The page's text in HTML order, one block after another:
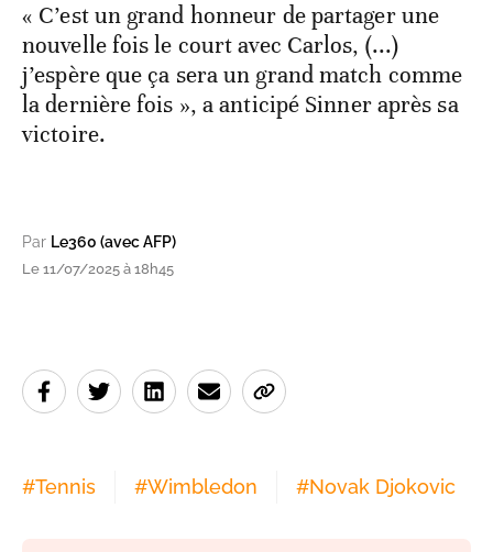
« C’est un grand honneur de partager une
nouvelle fois le court avec Carlos, (...)
j’espère que ça sera un grand match comme
la dernière fois », a anticipé Sinner après sa
victoire.
Par Le360 (avec AFP)
Le 11/07/2025 à 18h45
#Tennis #Wimbledon #Novak Djokovic